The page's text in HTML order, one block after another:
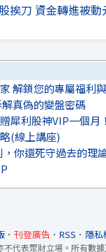
挨刀 資金轉進被
解鎖您的專屬福利
真偽的變盤密碼
犀利股神VIP一個月！
(線上講座)
你還死守過去的理
． 刊登廣告 ． RSS ． 隱私
代表聚財立場。所有數